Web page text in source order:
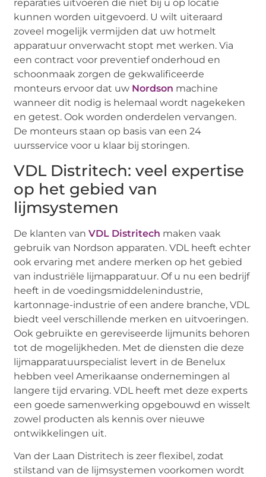
reparaties uitvoeren die niet bij u op locatie
kunnen worden uitgevoerd. U wilt uiteraard
zoveel mogelijk vermijden dat uw hotmelt
apparatuur onverwacht stopt met werken. Via
een contract voor preventief onderhoud en
schoonmaak zorgen de gekwalificeerde
monteurs ervoor dat uw Nordson machine
wanneer dit nodig is helemaal wordt nagekeken
en getest. Ook worden onderdelen vervangen.
De monteurs staan op basis van een 24
uursservice voor u klaar bij storingen.
VDL Distritech: veel expertise
op het gebied van
lijmsystemen
De klanten vanVDL Distritech maken vaak
gebruik van Nordson apparaten. VDL heeft echter
ook ervaring met andere merken op het gebied
van industriële lijmapparatuur. Of u nu een bedrijf
heeft in de voedingsmiddelenindustrie,
kartonnage-industrie of een andere branche, VDL
biedt veel verschillende merken en uitvoeringen.
Ook gebruikte en gereviseerde lijmunits behoren
tot de mogelijkheden. Met de diensten die deze
lijmapparatuurspecialist levert in de Benelux
hebben veel Amerikaanse ondernemingen al
langere tijd ervaring. VDL heeft met deze experts
een goede samenwerking opgebouwd en wisselt
zowel producten als kennis over nieuwe
ontwikkelingen uit.
Van der Laan Distritech is zeer flexibel, zodat
stilstand van de lijmsystemen voorkomen wordt